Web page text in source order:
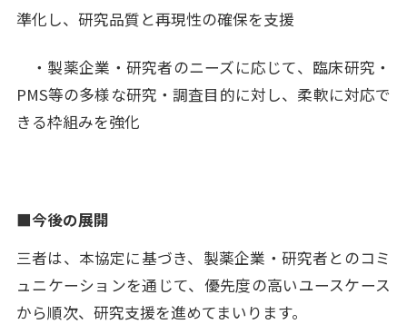
準化し、研究品質と再現性の確保を支援
・製薬企業・研究者のニーズに応じて、臨床研究・
PMS等の多様な研究・調査目的に対し、柔軟に対応で
きる枠組みを強化
■今後の展開
三者は、本協定に基づき、製薬企業・研究者とのコミ
ュニケーションを通じて、優先度の高いユースケース
から順次、研究支援を進めてまいります。